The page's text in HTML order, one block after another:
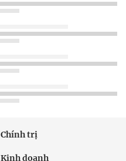
Chính trị
Kinh doanh